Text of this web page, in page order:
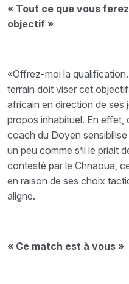
« Tout ce que vous
objectif »
«Offrez-moi la
terrain doit viser cet
africain en direction de ses
propos inhabituel. En effet,
coach du Doyen
un peu comme s’il le priait
contesté par le Chnaoua,
en raison de ses choix
aligne.
« Ce match est à vous »